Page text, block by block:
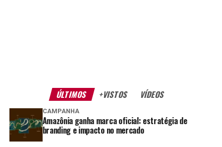
ÚLTIMOS +VISTOS VÍDEOS
CAMPANHA
Amazônia ganha marca oficial: estratégia de
branding e impacto no mercado